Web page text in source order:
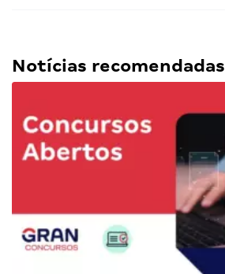
Notícias recomendadas